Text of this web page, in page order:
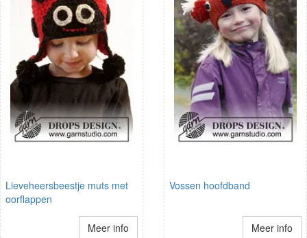
Lieveheersbeestje muts met
oorflappen
Meer info
Vossen hoofdband
Meer info